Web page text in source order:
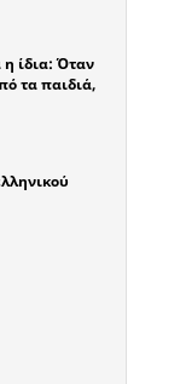
η ίδια: Όταν
τα παιδιά,